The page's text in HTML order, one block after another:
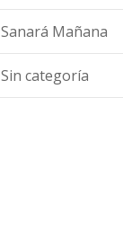
Sanará Mañana
Sin categoría